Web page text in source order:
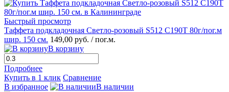
Быстрый просмотр
Таффета подкладочная Светло-розовый S512 С190Т 80г/пог.м
шир. 150 см. 149,00 руб. / пог.м.
В корзину
Подробнее
Купить в 1 клик Сравнение
В избранное
В наличии